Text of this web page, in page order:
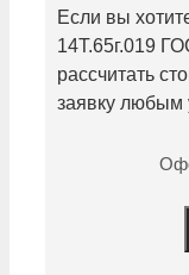
Если вы
14Т.65г.019
рассчитать
заявку любым